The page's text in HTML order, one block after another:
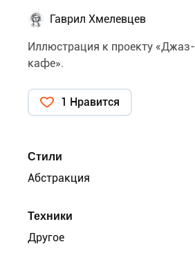
Гаврил Хмелевцев
Иллюстрация к проекту «Джаз-
кафе».
1 Нравится
Стили
Абстракция
Техники
Другое